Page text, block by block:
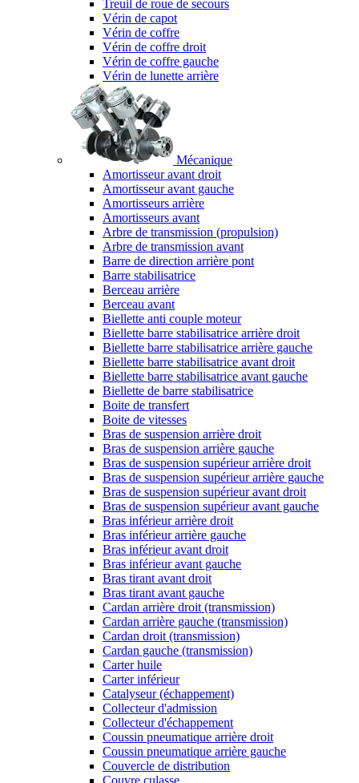
Treuil de roue de secours
Vérin de capot
Vérin de coffre
Vérin de coffre droit
Vérin de coffre gauche
Vérin de lunette arrière
Mécanique
Amortisseur avant droit
Amortisseur avant gauche
Amortisseurs arrière
Amortisseurs avant
Arbre de transmission (propulsion)
Arbre de transmission avant
Barre de direction arrière pont
Barre stabilisatrice
Berceau arrière
Berceau avant
Biellette anti couple moteur
Biellette barre stabilisatrice arrière droit
Biellette barre stabilisatrice arrière gauche
Biellette barre stabilisatrice avant droit
Biellette barre stabilisatrice avant gauche
Biellette de barre stabilisatrice
Boite de transfert
Boite de vitesses
Bras de suspension arrière droit
Bras de suspension arrière gauche
Bras de suspension supérieur arrière droit
Bras de suspension supérieur arrière gauche
Bras de suspension supérieur avant droit
Bras de suspension supérieur avant gauche
Bras inférieur arrière droit
Bras inférieur arrière gauche
Bras inférieur avant droit
Bras inférieur avant gauche
Bras tirant avant droit
Bras tirant avant gauche
Cardan arrière droit (transmission)
Cardan arrière gauche (transmission)
Cardan droit (transmission)
Cardan gauche (transmission)
Carter huile
Carter inférieur
Catalyseur (échappement)
Collecteur d'admission
Collecteur d'échappement
Coussin pneumatique arrière droit
Coussin pneumatique arrière gauche
Couvercle de distribution
Couvre culasse